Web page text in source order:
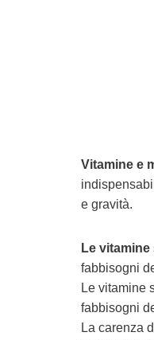
Vitamine e
e gravità.
Le vitamine
fabbisogni
Le vitamine
fabbisogni
La carenza